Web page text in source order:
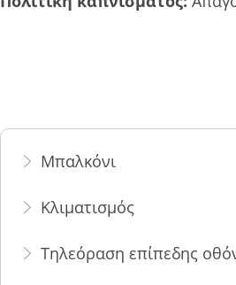
Μπαλκόνι
Κλιματισμός
Τηλεόραση επίπεδης